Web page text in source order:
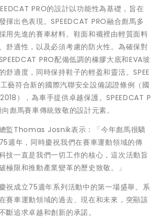
PRO的設計以功能性為基礎，旨在
揮出色表現。SPEEDCAT PRO融合彪馬多
用先進的賽車材料。鞋面和襯裡由輕質面料
舒適性，以及必須考慮的防火性。為確保對
PRO配備低調的橡膠大底和EVA坡
舒適度，同時保持鞋子的輕盈和靈活。SPEE
藝符合新的國際汽聯安全設備認證條例（國
），為車手提供卓越保護。SPEEDCAT P
彪馬賽車傳統致敬的設計元素。
監Thomas Josnik表示：「今年彪馬很驕
週年，同時慶祝我們在賽車運動領域的傳
技一直是我們一切工作的核心，這次活動旨
極限和推動產業變革的歷史致敬。」
祝成立75週年系列活動中的第一場盛舉。系
賽車運動領域的過去、現在和未來，突顯該
斷追求卓越和創新的承諾。